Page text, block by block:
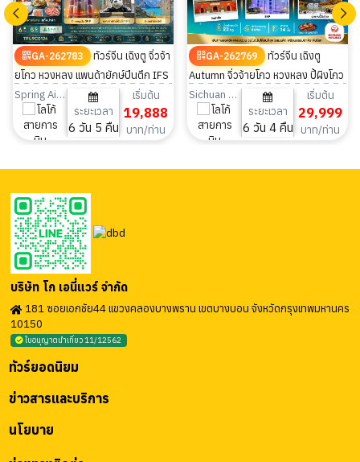
GA-262783
ทัวร์จีน เฉิงตู จิ่วจ้า
ยโกว หวงหลง แพนด้ายักษ์ปีนตึก IFS
ไม่ลงร้าน 6 วัน 5 คืน
Spring Airlines
ระยะเวลา
6 วัน 5 คืน
เริ่มต้น
19,888
บาท/ท่าน
GA-262769
ทัวร์จีน เฉิงตู
Autumn จิ่วจ้ายโกว หวงหลง ปี้ผิงโกว
SKP 6วัน 4คืน
Sichuan Airlines
ระยะเวลา
6 วัน 4 คืน
เริ่มต้น
29,999
บาท/ท่าน
บริษัท โก เอนี่แวร์ จำกัด
181 ซอยเอกชัย44 แขวงคลองบางพราน เขตบางบอน จังหวัดกรุงเทพมหานคร
10150
ใบอนุญาตนำเที่ยว 11/12562
นโยบาย
ข่าวสารและบริการ
ทัวร์ยอดนิยม